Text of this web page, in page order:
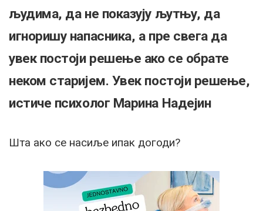
људима, да не показују љутњу, да
игноришу напасника, а пре свега да
увек постоји решење ако се обрате
неком старијем. Увек постоји решење,
истиче психолог Марина Надејин
Шта ако се насиље ипак догоди?